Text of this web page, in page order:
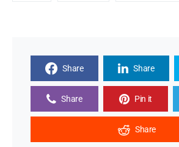
Share Share
Share Pin it
Share